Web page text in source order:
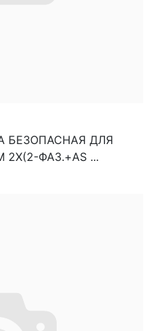
БЕЗОПАСНАЯ ДЛЯ
ФАЗ.+AS ...